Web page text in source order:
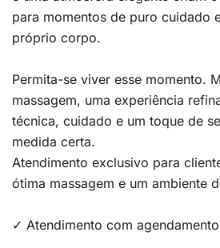
para momentos de puro cuidado
próprio corpo.
Permita-se viver esse momento.
massagem, uma experiência
técnica, cuidado e um toque de
medida certa.
Atendimento exclusivo para
ótima massagem e um ambiente
✓ Atendimento com agendamento